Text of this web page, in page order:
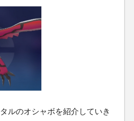
ルのオシャボを紹介していき